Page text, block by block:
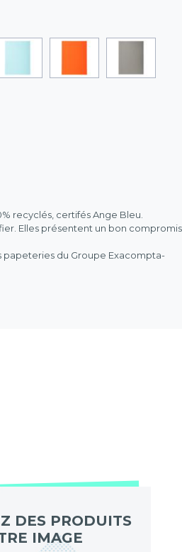
recyclés, certifés Ange Bleu.
Elles présentent un bon compromis
papeteries du Groupe Exacompta-
DES PRODUITS
IMAGE